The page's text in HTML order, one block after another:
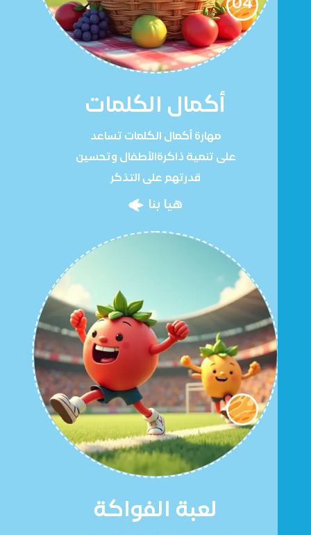
04
أكمال الكلمات
مهارة أكمال الكلمات تساعد
على تنمية ذاكرةالأطفال وتحسين
قدرتهم على التذكر
هيا بنا
لعبة الفواكة